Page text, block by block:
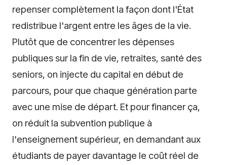
repenser complètement la façon dont l'État
redistribue l'argent entre les âges de la vie.
Plutôt que de concentrer les dépenses
publiques sur la fin de vie, retraites, santé des
seniors, on injecte du capital en début de
parcours, pour que chaque génération parte
avec une mise de départ. Et pour financer ça,
on réduit la subvention publique à
l'enseignement supérieur, en demandant aux
étudiants de payer davantage le coût réel de